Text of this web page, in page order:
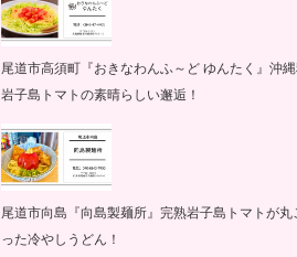
尾道市高須町『おきなわんふ～ど ゆんたく』沖
岩子島トマトの素晴らしい邂逅！
尾道市向島『向島製麺所』完熟岩子島トマトが丸
った冷やしうどん！